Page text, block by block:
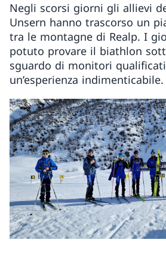
Negli scorsi giorni gli allievi
Unsern hanno trascorso un
tra le montagne di Realp. I
potuto provare il biathlon
sguardo di monitori
un’esperienza indimenticabile.